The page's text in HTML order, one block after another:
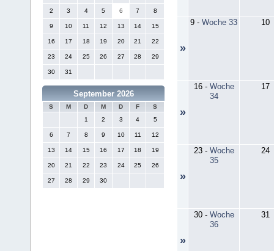
2 3 4 5 6 7 8
9 10 11 12 13 14 15
16 17 18 19 20 21 22
23 24 25 26 27 28 29
30 31
September 2026
S M D M D F
S
1
2 3 4 5
6 7 8 9 10 11 12
13 14 15 16 17 18 19
20 21 22 23 24 25 26
27 28 29 30
»
9 - Woche 33 10
»
16- Woche
34
17
»
23- Woche
35
24
»
30- Woche
36
31